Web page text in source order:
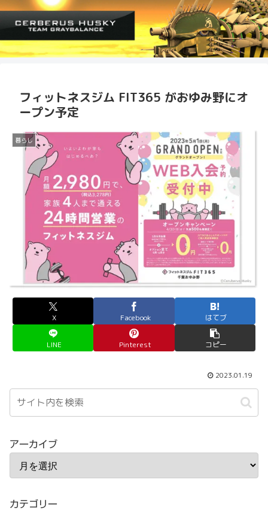
フィットネスジム FIT365 がおゆみ野にオ
ープン予定
暮らし
X Facebook はてブ
LINE Pinterest コピー
2023.01.19
アーカイブ
カテゴリー